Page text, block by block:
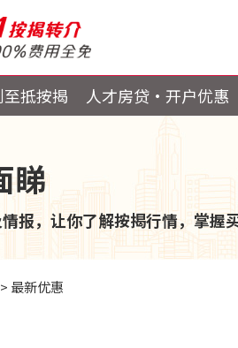
至抵按揭 人才房贷・开户优惠
睇
报，让你了解按揭行情，掌握买
> 最新优惠